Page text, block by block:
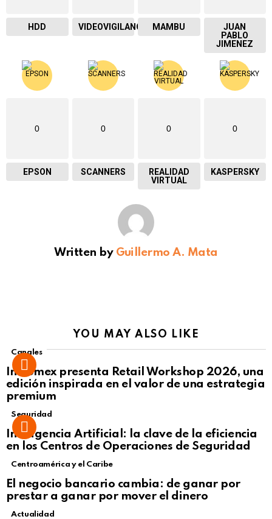
HDD VIDEOVIGILANCIA MAMBU
JUAN
PABLO
JIMENEZ
0
EPSON
0
SCANNERS
0
REALIDAD
VIRTUAL
0
KASPERSKY
Written by Guillermo A. Mata
YOU MAY ALSO LIKE
Canales
Intcomex presenta Retail Workshop 2026, una
edición inspirada en el valor de una estrategia
premium
Seguridad
Inteligencia Artificial: la clave de la eficiencia
en los Centros de Operaciones de Seguridad
Centroamérica y el Caribe
El negocio bancario cambia: de ganar por
prestar a ganar por mover el dinero
Actualidad